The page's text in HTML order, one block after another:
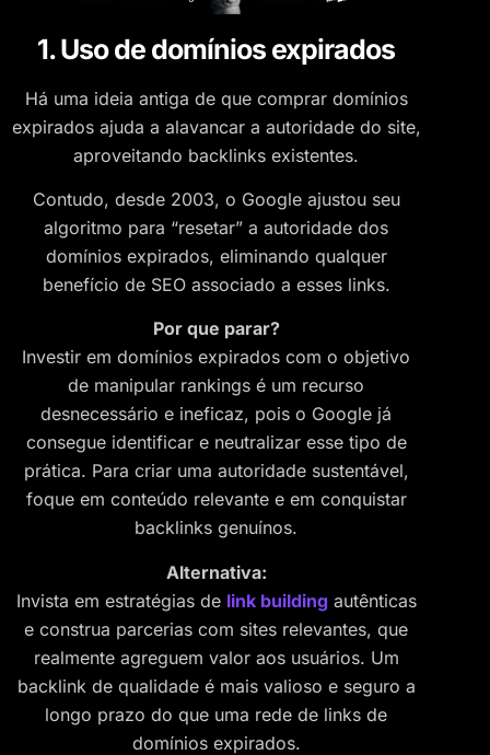
1. Uso de domínios expirados
Há uma ideia antiga de que comprar domínios
expirados ajuda a alavancar a autoridade do site,
aproveitando backlinks existentes.
Contudo, desde 2003, o Google ajustou seu
algoritmo para “resetar” a autoridade dos
domínios expirados, eliminando qualquer
benefício de SEO associado a esses links.
Por que parar?
Investir em domínios expirados com o objetivo
de manipular rankings é um recurso
desnecessário e ineficaz, pois o Google já
consegue identificar e neutralizar esse tipo de
prática. Para criar uma autoridade sustentável,
foque em conteúdo relevante e em conquistar
backlinks genuínos.
Alternativa:
Invista em estratégias de link buildingautênticas
e construa parcerias com sites relevantes, que
realmente agreguem valor aos usuários. Um
backlink de qualidade é mais valioso e seguro a
longo prazo do que uma rede de links de
domínios expirados.